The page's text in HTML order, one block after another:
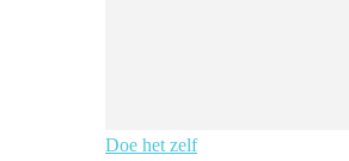
Doe het zelf